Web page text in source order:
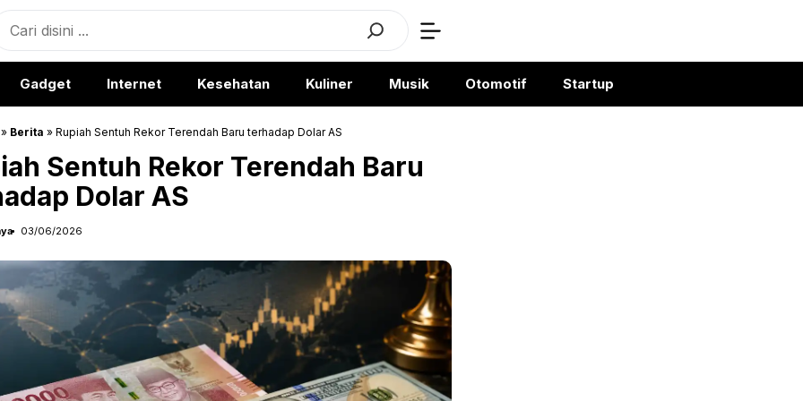
Gadget Internet Kesehatan Kuliner Musik Otomotif Startup
» Berita » Rupiah Sentuh Rekor Terendah Baru terhadap Dolar AS
Sentuh Rekor Terendah Baru
Dolar AS
03/06/2026